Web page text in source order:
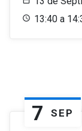
13:40 a
7 SEP